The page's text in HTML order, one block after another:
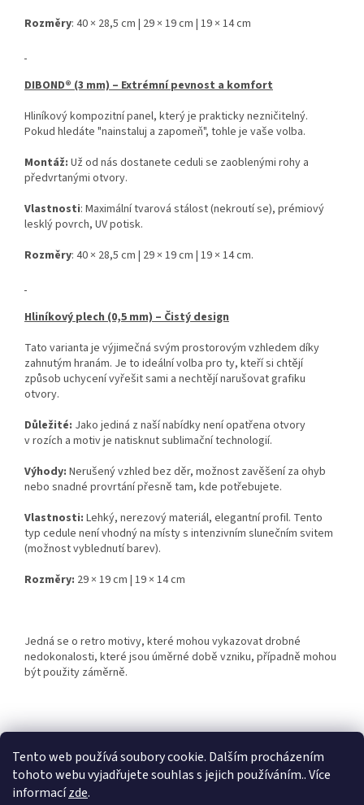
Tento web používá soubory cookie. Dalším procházením
tohoto webu vyjadřujete souhlas s jejich používáním.. Více
informacízde.
Rozměry: 40 × 28,5 cm | 29 × 19 cm | 19 × 14 cm
DIBOND® (3 mm) – Extrémní pevnost a komfort
Hliníkový kompozitní panel, který je prakticky nezničitelný.
Pokud hledáte "nainstaluj a zapomeň", tohle je vaše volba.
Montáž: Už od nás dostanete ceduli se zaoblenými rohy a
předvrtanými otvory.
Vlastnosti: Maximální tvarová stálost (nekroutí se), prémiový
lesklý povrch, UV potisk.
Rozměry: 40 × 28,5 cm | 29 × 19 cm | 19 × 14 cm.
Hliníkový plech (0,5 mm) – Čistý design
Tato varianta je výjimečná svým prostorovým vzhledem díky
zahnutým hranám. Je to ideální volba pro ty, kteří si chtějí
způsob uchycení vyřešit sami a nechtějí narušovat grafiku
otvory.
Důležité: Jako jediná z naší nabídky není opatřena otvory
v rozích a motiv je natisknut sublimační technologií.
Výhody: Nerušený vzhled bez děr, možnost zavěšení za ohyb
nebo snadné provrtání přesně tam, kde potřebujete.
Vlastnosti: Lehký, nerezový materiál, elegantní profil. Tento
typ cedule není vhodný na místy s intenzivním slunečním svitem
(možnost vyblednutí barev).
Rozměry: 29 × 19 cm | 19 × 14 cm
Jedná se o retro motivy, které mohou vykazovat drobné
nedokonalosti, které jsou úměrné době vzniku, případně mohou
být použity záměrně.
Z
Retro-Darky.cz Krowki.cz